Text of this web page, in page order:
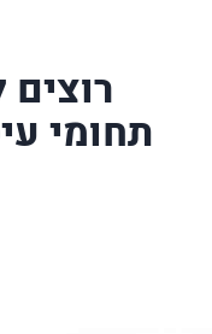
תחומי